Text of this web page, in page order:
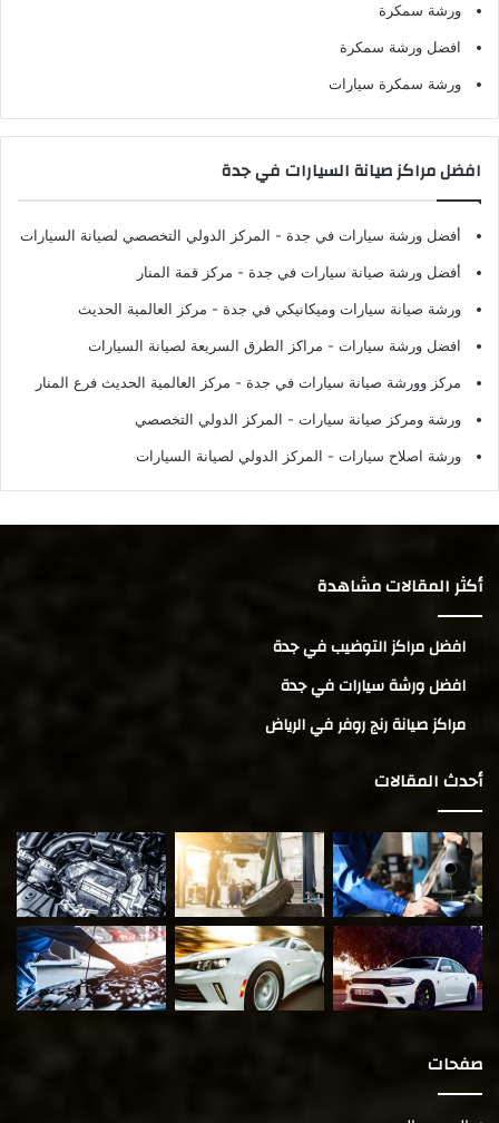
ورشة سمكرة
افضل ورشة سمكرة
ورشة سمكرة سيارات
افضل مراكز صيانة السيارات في جدة
أفضل ورشة سيارات في جدة - المركز الدولي التخصصي لصيانة السيارات
أفضل ورشة صيانة سيارات في جدة - مركز قمة المنار
ورشة صيانة سيارات وميكانيكي في جدة - مركز العالمية الحديث
افضل ورشة سيارات - مراكز الطرق السريعة لصيانة السيارات
مركز وورشة صيانة سيارات في جدة - مركز العالمية الحديث فرع المنار
ورشة ومركز صيانة سيارات - المركز الدولي التخصصي
ورشة اصلاح سيارات - المركز الدولي لصيانة السيارات
أكثر المقالات مشاهدة
افضل مراكز التوضيب في جدة
افضل ورشة سيارات في جدة
مراكز صيانة رنج روفر في الرياض
أحدث المقالات
صفحات